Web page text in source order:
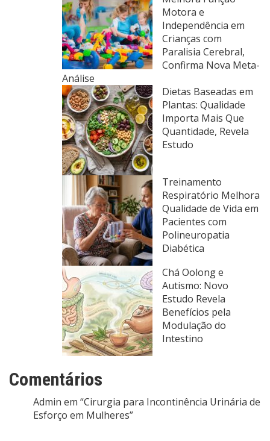
Motora e
Independência em
Crianças com
Paralisia Cerebral,
Confirma Nova Meta-
Análise
Dietas Baseadas em
Plantas: Qualidade
Importa Mais Que
Quantidade, Revela
Estudo
Treinamento
Respiratório Melhora
Qualidade de Vida em
Pacientes com
Polineuropatia
Diabética
Chá Oolong e
Autismo: Novo
Estudo Revela
Benefícios pela
Modulação do
Intestino
Comentários
Admin em “Cirurgia para Incontinência Urinária de
Esforço em Mulheres”